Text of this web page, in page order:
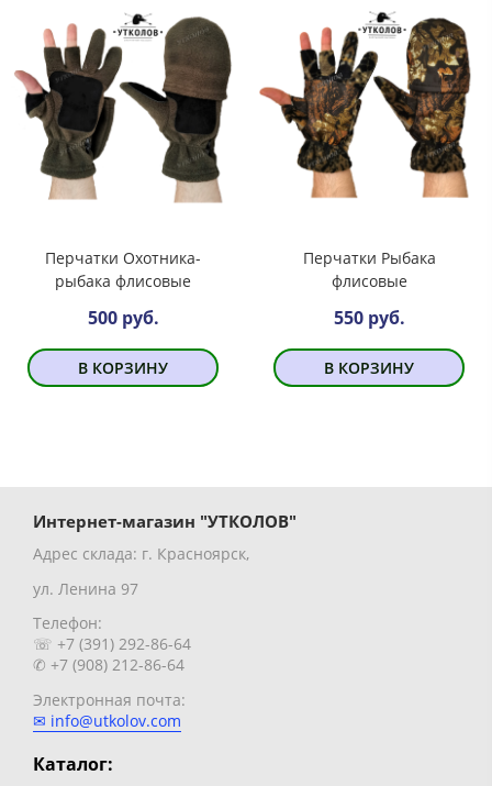
Перчатки Охотника-
рыбака флисовые
500 руб.
В КОРЗИНУ
Перчатки Рыбака
флисовые
550 руб.
В КОРЗИНУ
Интернет-магазин "УТКОЛОВ"
Адрес склада: г. Красноярск,
ул. Ленина 97
Телефон:
☏ +7 (391) 292-86-64
✆ +7 (908) 212-86-64
Электронная почта:
✉ info@utkolov.com
Каталог: